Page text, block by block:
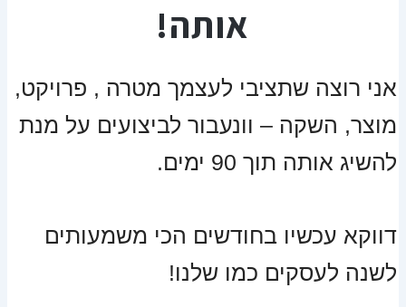
אותה!
אני רוצה שתציבי לעצמך מטרה , פרויקט,
מוצר, השקה – וונעבור לביצועים על מנת
להשיג אותה תוך 90 ימים.
דווקא עכשיו בחודשים הכי משמעותים
לשנה לעסקים כמו שלנו!